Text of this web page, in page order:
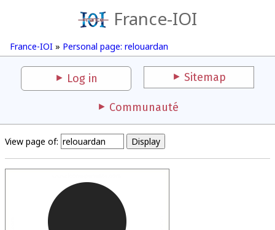
France-IOI
France-IOI » Personal page: relouardan
Log in Sitemap
Communauté
View page of: